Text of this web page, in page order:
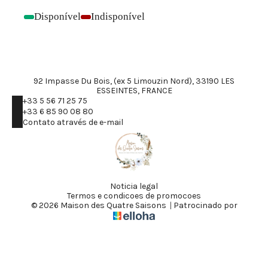
- Disponível - Indisponível
92 Impasse Du Bois, (ex 5 Limouzin Nord), 33190 LES
ESSEINTES, FRANCE
+33 5 56 71 25 75
+33 6 85 90 08 80
Contato através de e-mail
Noticia legal
Termos e condicoes de promocoes
© 2026 Maison des Quatre Saisons | Patrocinado por